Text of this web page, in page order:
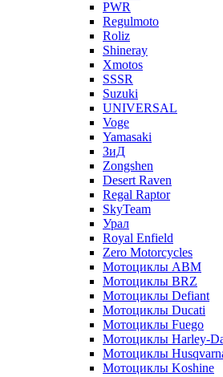
PWR
Regulmoto
Roliz
Shineray
Xmotos
SSSR
Suzuki
UNIVERSAL
Voge
Yamasaki
ЗиД
Zongshen
Desert Raven
Regal Raptor
SkyTeam
Урал
Royal Enfield
Zero Motorcycles
Мотоциклы ABM
Мотоциклы BRZ
Мотоциклы Defiant
Мотоциклы Ducati
Мотоциклы Fuego
Мотоциклы Harley-
Мотоциклы
Мотоциклы Koshine